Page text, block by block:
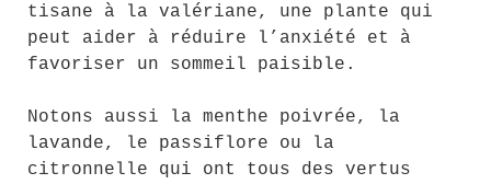
tisane à la valériane, une plante qui
peut aider à réduire l’anxiété et à
favoriser un sommeil paisible.
Notons aussi la menthe poivrée, la
lavande, le passiflore ou la
citronnelle qui ont tous des vertus